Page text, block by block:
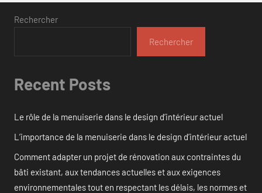
Rechercher
Rechercher
Recent Posts
Le rôle de la menuiserie dans le design d’intérieur actuel
L’importance de la menuiserie dans le design d’intérieur actuel
Comment adapter un projet de rénovation aux contraintes du
bâti existant, aux tendances actuelles et aux exigences
environnementales tout en respectant les délais, les normes et